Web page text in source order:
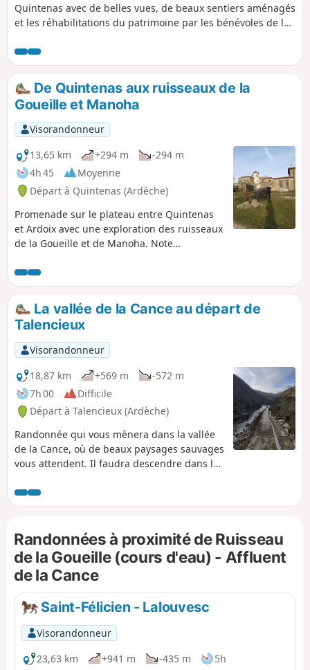
Quintenas avec de belles vues, de beaux sentiers aménagés
et les réhabilitations du patrimoine par les bénévoles de la
De Quintenas aux ruisseaux de la
Goueille et Manoha
Visorandonneur
13,65 km
+294 m
-294 m
4h 45
Moyenne
Départ à Quintenas (Ardèche)
Promenade sur le plateau entre Quintenas
et Ardoix avec une exploration des ruisseaux
de la Goueille et de Manoha. Note
avis
La vallée de la Cance au départ de
Talencieux
Visorandonneur
18,87 km
+569 m
-572 m
7h 00
Difficile
Départ à Talencieux (Ardèche)
Randonnée qui vous mènera dans la vallée
de la Cance, où de beaux paysages sauvages
vous attendent. Il faudra descendre dans la
la Goueille, de la Manoha et du ruisseau de
Pralong. Et bien entendu, il faudra remonter,
même temps sportive. Vous ferez un peu
d'histoire en passant près des ruines du
château d'Oriol. (Lire, dans les infos
pratiques, l'avertissement relatif à un
éboulement sur ce parcours.)
Randonnées à proximité de Ruisseau
de la Goueille (cours d'eau) - Affluent
de la Cance
Saint-Félicien - Lalouvesc
Visorandonneur
23,63 km
+941 m -435 m
5h